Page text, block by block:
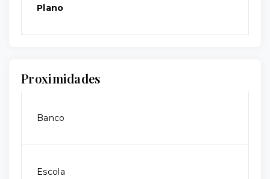
Plano
Proximidades
Banco
Escola